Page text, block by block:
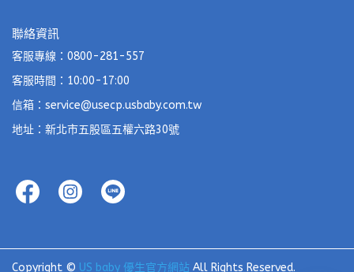
聯絡資訊
客服專線：0800-281-557
客服時間：10:00-17:00
信箱：service@usecp.usbaby.com.tw
地址：新北市五股區五權六路30號
Copyright © US baby 優生官方網站 All Rights Reserved.